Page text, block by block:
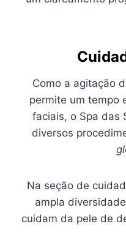
Como a agitação
permite um tempo
faciais, o Spa das
diversos
Na seção de
ampla
cuidam da pele de